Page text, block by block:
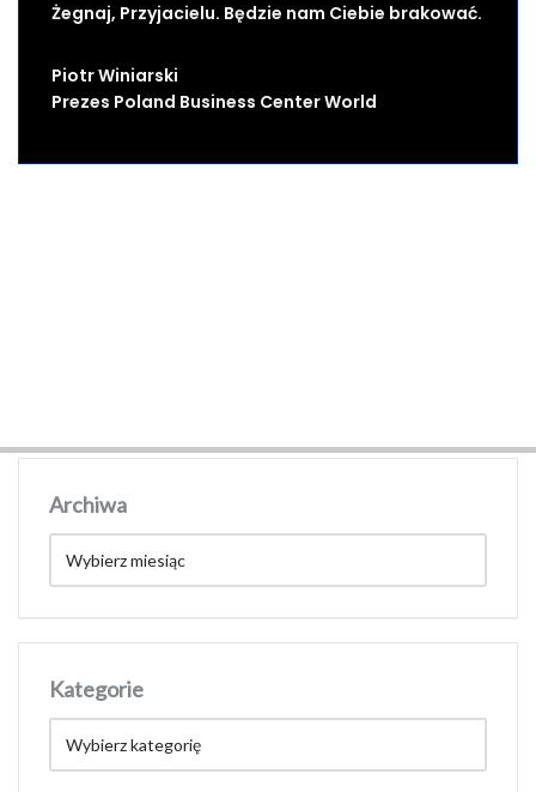
Żegnaj, Przyjacielu. Będzie nam Ciebie brakować.
Piotr Winiarski
Prezes Poland Business Center World
Archiwa
Kategorie